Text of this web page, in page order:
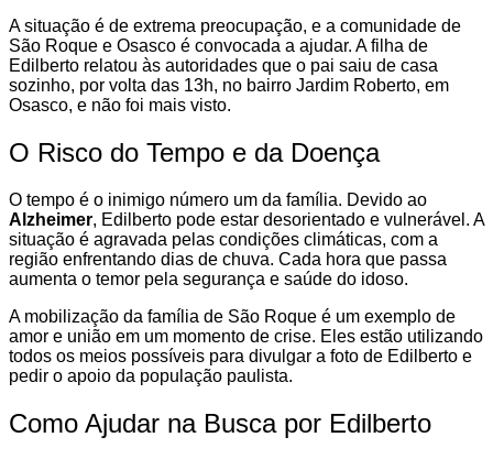
A situação é de extrema preocupação, e a comunidade de
São Roque e Osasco é convocada a ajudar. A filha de
Edilberto relatou às autoridades que o pai saiu de casa
sozinho, por volta das 13h, no bairro Jardim Roberto, em
Osasco, e não foi mais visto.
O Risco do Tempo e da Doença
O tempo é o inimigo número um da família. Devido ao
Alzheimer, Edilberto pode estar desorientado e vulnerável. A
situação é agravada pelas condições climáticas, com a
região enfrentando dias de chuva. Cada hora que passa
aumenta o temor pela segurança e saúde do idoso.
A mobilização da família de São Roque é um exemplo de
amor e união em um momento de crise. Eles estão utilizando
todos os meios possíveis para divulgar a foto de Edilberto e
pedir o apoio da população paulista.
Como Ajudar na Busca por Edilberto